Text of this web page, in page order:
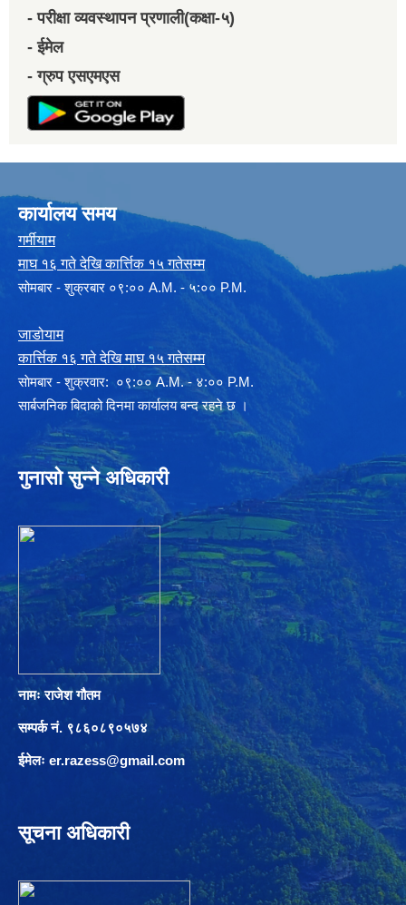
- परीक्षा व्यवस्थापन प्रणाली(कक्षा-५)
- ईमेल
- ग्रुप एसएमएस
कार्यालय समय
गर्मीयाम
माघ १६ गते देखि कार्त्तिक १५ गतेसम्म
सोमबार - शुक्रबार ०९:०० A.M. - ५:०० P.M.
जाडोयाम
कार्त्तिक १६ गते देखि माघ १५ गतेसम्म
साेमबार - शुक्रवार: ०९:०० A.M. - ४:०० P.M.
सार्बजनिक बिदाको दिनमा कार्यालय बन्द रहने छ ।
गुनासो सुन्ने अधिकारी
नामः राजेश गौतम
सम्पर्क नं. ९८६०८९०५७४
ईमेलः er.razess@gmail.com
सूचना अधिकारी